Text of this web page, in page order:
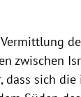
zwischen
dass sich die